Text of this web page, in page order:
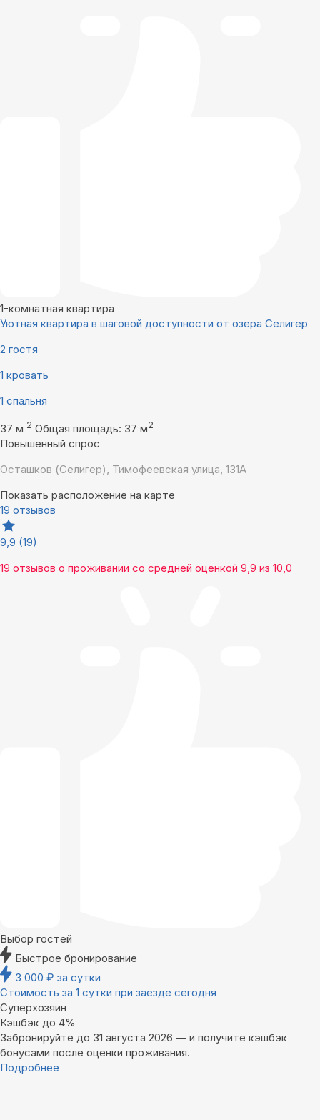
1-комнатная квартира
Уютная квартира в шаговой доступности от озера Селигер
2 гостя
1 кровать
1 спальня
37 м 2 Общая площадь: 37 м2
Повышенный спрос
Осташков (Селигер), Тимофеевская улица, 131А
Показать расположение на карте
19 отзывов
9,9 (19)
19 отзывов о проживании со средней оценкой 9,9 из 10,0
Выбор гостей
Быстрое бронирование
3 000 ₽ за сутки
Стоимость за 1 сутки при заезде сегодня
Суперхозяин
Кэшбэк до 4%
Забронируйте до 31 августа 2026 — и получите кэшбэк
бонусами после оценки проживания.
Подробнее